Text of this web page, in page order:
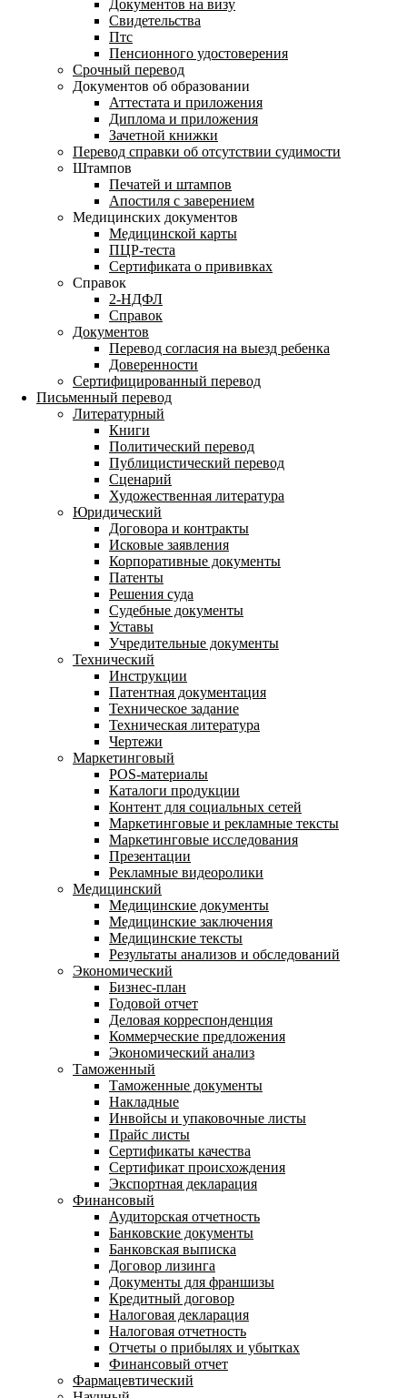
Документов на визу
Свидетельства
Птс
Пенсионного удостоверения
Срочный перевод
Документов об образовании
Аттестата и приложения
Диплома и приложения
Зачетной книжки
Перевод справки об отсутствии судимости
Штампов
Печатей и штампов
Апостиля с заверением
Медицинских документов
Медицинской карты
ПЦР-теста
Сертификата о прививках
Справок
2-НДФЛ
Справок
Документов
Перевод согласия на выезд ребенка
Доверенности
Сертифицированный перевод
Письменный перевод
Литературный
Книги
Политический перевод
Публицистический перевод
Сценарий
Художественная литература
Юридический
Договора и контракты
Исковые заявления
Корпоративные документы
Патенты
Решения суда
Судебные документы
Уставы
Учредительные документы
Технический
Инструкции
Патентная документация
Техническое задание
Техническая литература
Чертежи
Маркетинговый
POS-материалы
Каталоги продукции
Контент для социальных сетей
Маркетинговые и рекламные тексты
Маркетинговые исследования
Презентации
Рекламные видеоролики
Медицинский
Медицинские документы
Медицинские заключения
Медицинские тексты
Результаты анализов и обследований
Экономический
Бизнес-план
Годовой отчет
Деловая корреспонденция
Коммерческие предложения
Экономический анализ
Таможенный
Таможенные документы
Накладные
Инвойсы и упаковочные листы
Прайс листы
Сертификаты качества
Сертификат происхождения
Экспортная декларация
Финансовый
Аудиторская отчетность
Банковские документы
Банковская выписка
Договор лизинга
Документы для франшизы
Кредитный договор
Налоговая декларация
Налоговая отчетность
Отчеты о прибылях и убытках
Финансовый отчет
Фармацевтический